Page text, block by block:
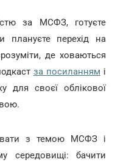
за МСФЗ, готуєте
плануєте перехід на
де ховаються
за посиланням і
для своєї облікової
з темою МСФЗ і
середовищі: бачити